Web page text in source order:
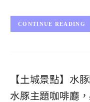
CONTINUE READING
【土城景點】水
水豚主題咖啡廳